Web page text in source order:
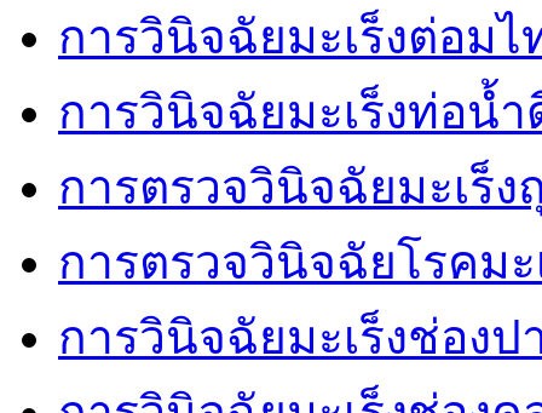
การวินิจฉัยมะเร็งต่อมไ
การวินิจฉัยมะเร็งท่อน้ำ
การตรวจวินิจฉัยมะเร็ง
การตรวจวินิจฉัยโรคม
การวินิจฉัยมะเร็งช่องป